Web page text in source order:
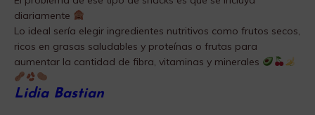
diariamente
Lo ideal sería elegir ingredientes nutritivos como frutos secos,
ricos en grasas saludables y proteínas o frutas para
aumentar la cantidad de fibra, vitaminas y minerales
Lidia Bastian